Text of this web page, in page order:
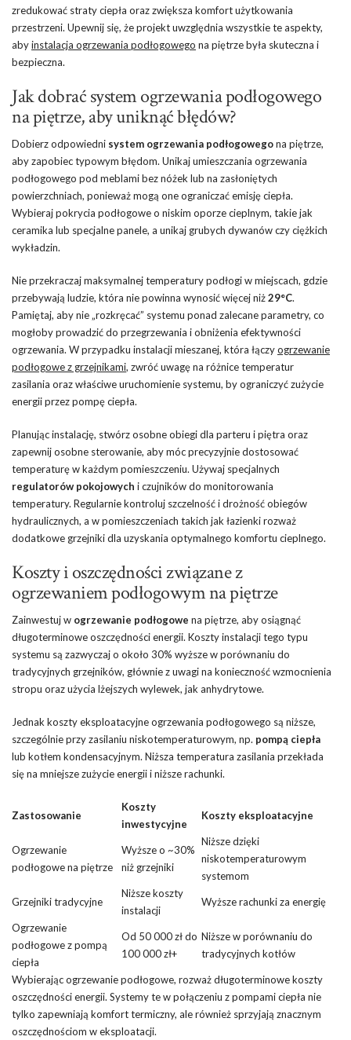
zredukować straty ciepła oraz zwiększa komfort użytkowania
przestrzeni. Upewnij się, że projekt uwzględnia wszystkie te aspekty,
abyinstalacja ogrzewania podłogowego na piętrze była skuteczna i
bezpieczna.
Jak dobrać system ogrzewania podłogowego
na piętrze, aby uniknąć błędów?
Dobierz odpowiedni system ogrzewania podłogowegona piętrze,
aby zapobiec typowym błędom. Unikaj umieszczania ogrzewania
podłogowego pod meblami bez nóżek lub na zasłoniętych
powierzchniach, ponieważ mogą one ograniczać emisję ciepła.
Wybieraj pokrycia podłogowe o niskim oporze cieplnym, takie jak
ceramika lub specjalne panele, a unikaj grubych dywanów czy ciężkich
wykładzin.
Nie przekraczaj maksymalnej temperatury podłogi w miejscach, gdzie
przebywają ludzie, która nie powinna wynosić więcej niż29°C.
Pamiętaj, aby nie „rozkręcać” systemu ponad zalecane parametry, co
mogłoby prowadzić do przegrzewania i obniżenia efektywności
ogrzewania. W przypadku instalacji mieszanej, która łączyogrzewanie
podłogowe z grzejnikami, zwróć uwagę na różnice temperatur
zasilania oraz właściwe uruchomienie systemu, by ograniczyć zużycie
energii przez pompę ciepła.
Planując instalację, stwórz osobne obiegi dla parteru i piętra oraz
zapewnij osobne sterowanie, aby móc precyzyjnie dostosować
temperaturę w każdym pomieszczeniu. Używaj specjalnych
regulatorów pokojowych i czujników do monitorowania
temperatury. Regularnie kontroluj szczelność i drożność obiegów
hydraulicznych, a w pomieszczeniach takich jak łazienki rozważ
dodatkowe grzejniki dla uzyskania optymalnego komfortu cieplnego.
Koszty i oszczędności związane z
ogrzewaniem podłogowym na piętrze
Zainwestuj w ogrzewanie podłogowe na piętrze, aby osiągnąć
długoterminowe oszczędności energii. Koszty instalacji tego typu
systemu są zazwyczaj o około 30% wyższe w porównaniu do
tradycyjnych grzejników, głównie z uwagi na konieczność wzmocnienia
stropu oraz użycia lżejszych wylewek, jak anhydrytowe.
Jednak koszty eksploatacyjne ogrzewania podłogowego są niższe,
szczególnie przy zasilaniu niskotemperaturowym, np. pompą ciepła
lub kotłem kondensacyjnym. Niższa temperatura zasilania przekłada
się na mniejsze zużycie energii i niższe rachunki.
Zastosowanie
Koszty
inwestycyjne
Koszty eksploatacyjne
Ogrzewanie
podłogowe na piętrze
Wyższe o ~30%
niż grzejniki
Niższe dzięki
niskotemperaturowym
systemom
Grzejniki tradycyjne
Niższe koszty
instalacji
Wyższe rachunki za energię
Ogrzewanie
podłogowe z pompą
ciepła
Od 50 000 zł do
100 000 zł+
Niższe w porównaniu do
tradycyjnych kotłów
Wybierając ogrzewanie podłogowe, rozważ długoterminowe koszty
oszczędności energii. Systemy te w połączeniu z pompami ciepła nie
tylko zapewniają komfort termiczny, ale również sprzyjają znacznym
oszczędnościom w eksploatacji.